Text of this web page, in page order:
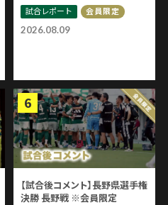
2026.08.09
試合レポート 会員限定
【試合後コメント】長野県選手権
決勝 長野戦 ※会員限定